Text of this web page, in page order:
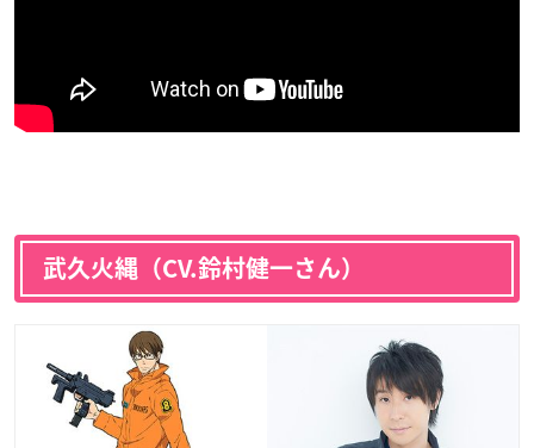
武久火縄（CV.鈴村健一さん）